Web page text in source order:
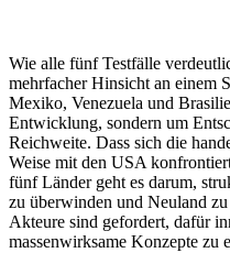
Wie alle fünf Testfälle
mehrfacher Hinsicht an einem
Mexiko, Venezuela und
Entwicklung, sondern um
Reichweite. Dass sich die
Weise mit den USA
fünf Länder geht es darum,
zu überwinden und Neuland
Akteure sind gefordert, dafür
massenwirksame Konzepte zu